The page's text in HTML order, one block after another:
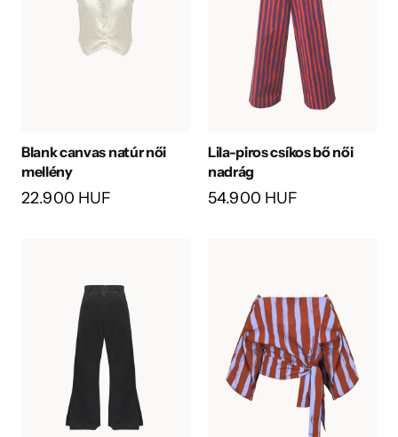
Blank canvas natúr női
mellény
22.900 HUF
Lila-piros csíkos bő női
nadrág
54.900 HUF